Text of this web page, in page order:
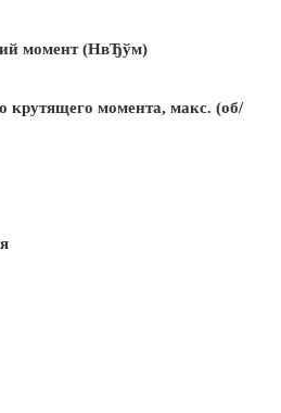
момент (НвЂўм)
крутящего момента, макс. (об/